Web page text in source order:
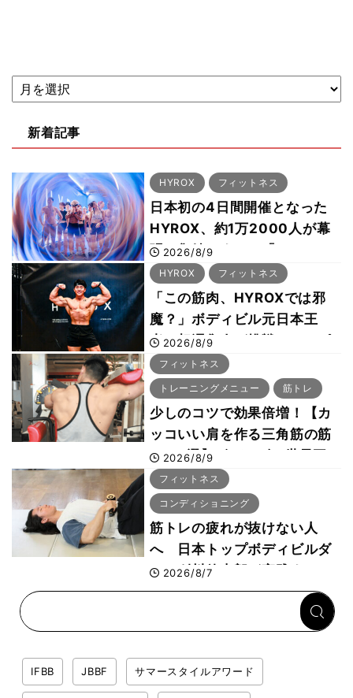
新着記事
HYROX フィットネス
日本初の4日間開催となった
HYROX、約1万2000人が幕
張に集結 すでに「2028、
29年の大会も準備」
2026/8/9
HYROX フィットネス
「この筋肉、HYROXでは邪
魔？」ボディビル元日本王
者・相澤隼人が挑戦 バーピ
ーでは驚異の種目2位
2026/8/9
フィットネス
トレーニングメニュー 筋トレ
少しのコツで効果倍増！【カ
ッコいい肩を作る三角筋の筋
トレ6選】ボディビル世界王
者が解説！
2026/8/9
フィットネス
コンディショニング
筋トレの疲れが抜けない人
へ 日本トップボディビルダ
ー・刈川啓志郎が実践する
「回復習慣」
2026/8/7
IFBB JBBF サマースタイルアワード